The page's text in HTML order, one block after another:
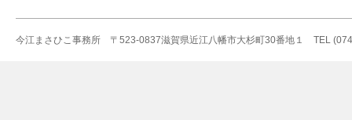
今江まさひこ事務所 〒523-0837滋賀県近江八幡市大杉町30番地１ TEL